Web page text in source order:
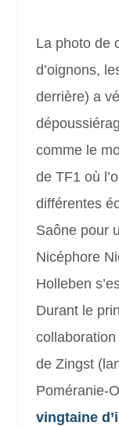
La photo de
d’oignons,
derrière) a
comme le
de TF1 où
différentes
Saône pour
Nicéphore
Holleben
Durant le
de Zingst (
Poméranie-
vingtaine